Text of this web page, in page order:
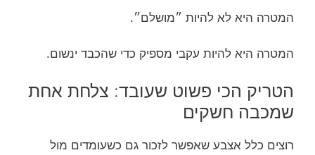
המטרה היא לא להיות ״מושלם״.
המטרה היא להיות עקבי מספיק כדי שהכבד ינשום.
הטריק הכי פשוט שעובד: צלחת אחת
שמכבה חשקים
רוצים כלל אצבע שאפשר לזכור גם כשעומדים מול